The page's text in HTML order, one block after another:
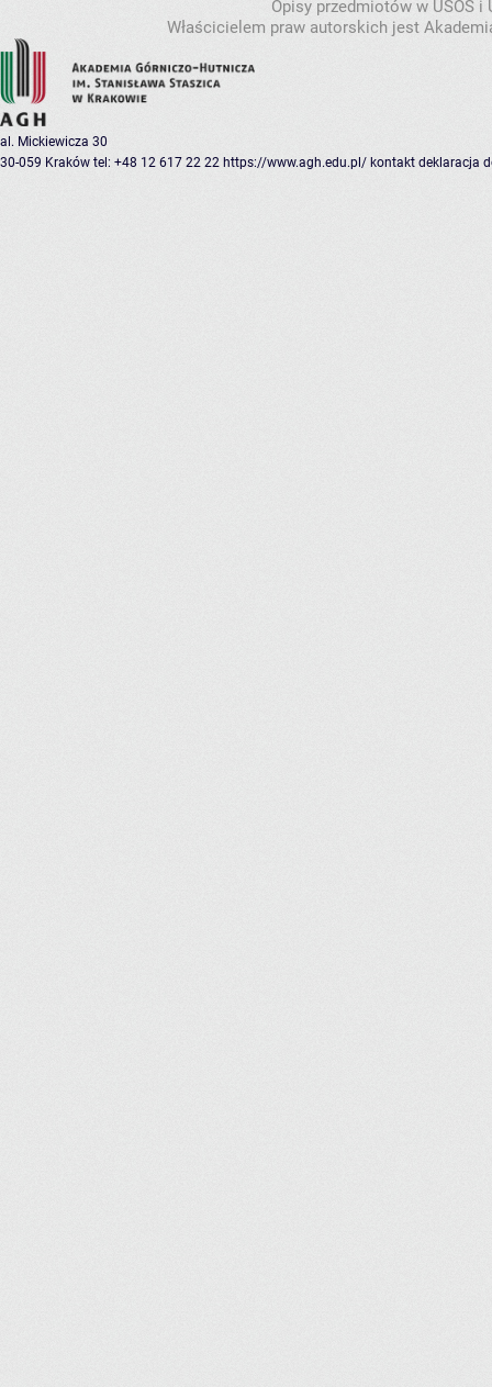
Opisy przedmiotów w USOS
Właścicielem praw autorskich jest
al. Mickiewicza 30
30-059 Kraków tel: +48 12 617 22 22 https://www.agh.edu.pl/ kontakt deklaracja